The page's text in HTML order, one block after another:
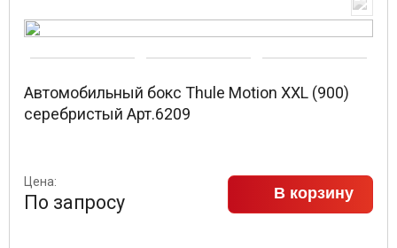
Автомобильный бокс Thule Motion XXL (900)
серебристый Арт.6209
Цена:
По запросу В корзину